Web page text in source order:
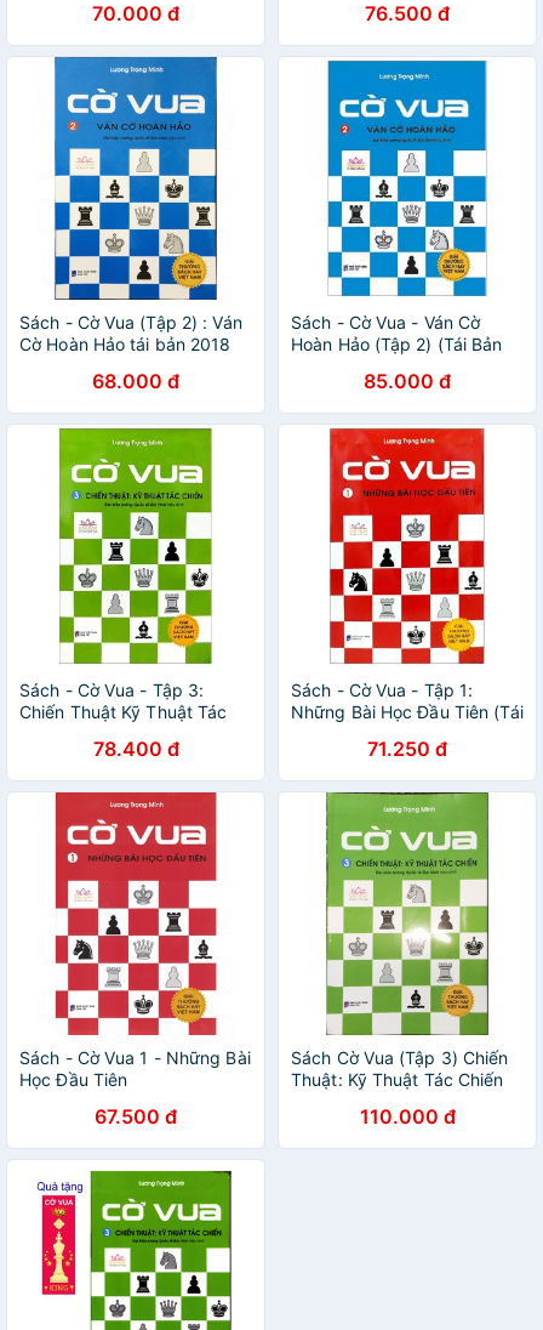
(tặng 1 bookmark và sổ ghi
chép ván cờ)
70.000 đ 76.500 đ
Sách - Cờ Vua (Tập 2) : Ván
Cờ Hoàn Hảo tái bản 2018
68.000 đ
Sách - Cờ Vua - Ván Cờ
Hoàn Hảo (Tập 2) (Tái Bản
85.000 đ
Sách - Cờ Vua - Tập 3:
Chiến Thuật Kỹ Thuật Tác
78.400 đ
Sách - Cờ Vua - Tập 1:
Những Bài Học Đầu Tiên (Tái
71.250 đ
Sách - Cờ Vua 1 - Những Bài
Học Đầu Tiên
67.500 đ
Sách Cờ Vua (Tập 3) Chiến
Thuật: Kỹ Thuật Tác Chiến
110.000 đ